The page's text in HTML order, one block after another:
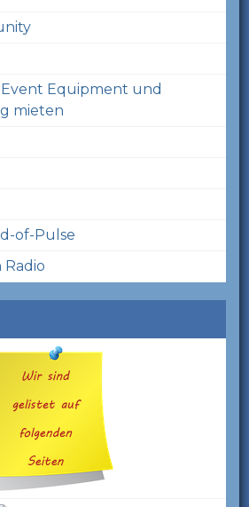
Event Equipment und
mieten
of-Pulse
Radio